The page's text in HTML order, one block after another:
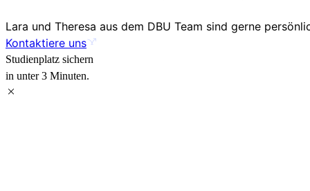
Lara und Theresa aus dem DBU Team sind gerne
Kontaktiere uns
Studienplatz sichern
in unter 3 Minuten.